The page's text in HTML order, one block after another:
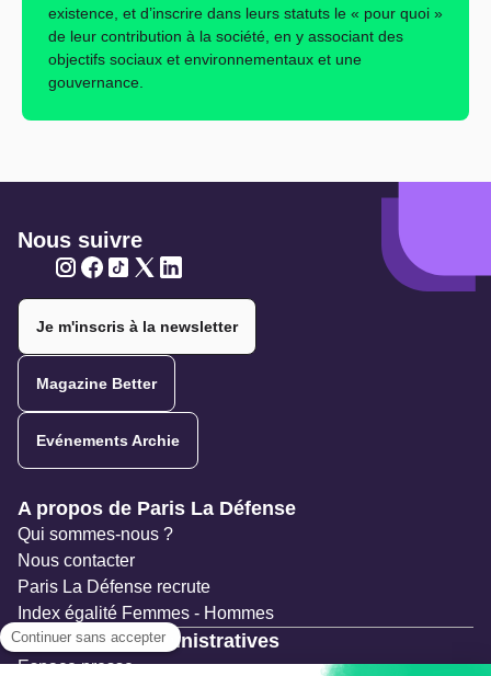
existence, et d’inscrire dans leurs statuts le « pour quoi »
de leur contribution à la société, en y associant des
objectifs sociaux et environnementaux et une
gouvernance.
Nous suivre
Je m'inscris à la newsletter
Magazine Better
Evénements Archie
Navigation secondaire
A propos de Paris La Défense
Qui sommes-nous ?
Nous contacter
Paris La Défense recrute
Index égalité Femmes - Hommes
Ressources administratives
Espace presse